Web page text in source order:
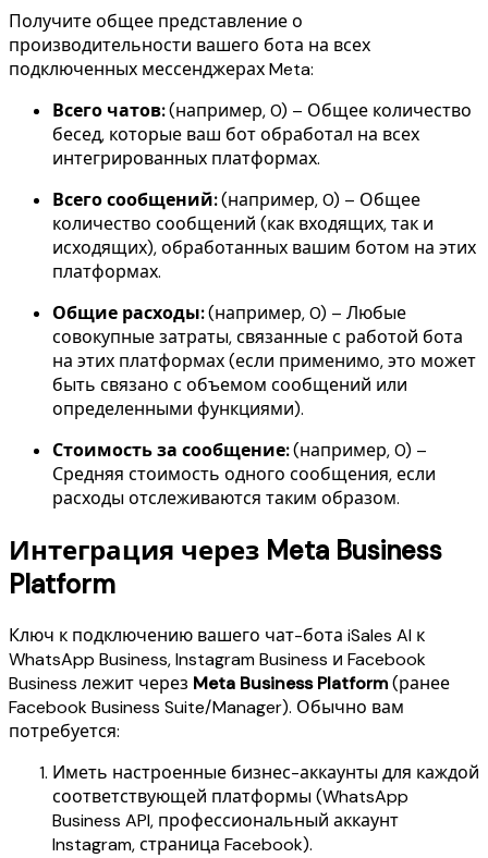
Получите общее представление о
производительности вашего бота на всех
подключенных мессенджерах Meta:
Всего чатов:(например, 0) – Общее количество
бесед, которые ваш бот обработал на всех
интегрированных платформах.
Всего сообщений:(например, 0) – Общее
количество сообщений (как входящих, так и
исходящих), обработанных вашим ботом на этих
платформах.
Общие расходы:(например, 0) – Любые
совокупные затраты, связанные с работой бота
на этих платформах (если применимо, это может
быть связано с объемом сообщений или
определенными функциями).
Стоимость за сообщение:(например, 0) –
Средняя стоимость одного сообщения, если
расходы отслеживаются таким образом.
Интеграция через Meta Business
Platform
Ключ к подключению вашего чат-бота iSales AI к
WhatsApp Business, Instagram Business и Facebook
Business лежит через Meta Business Platform(ранее
Facebook Business Suite/Manager). Обычно вам
потребуется:
Иметь настроенные бизнес-аккаунты для каждой
соответствующей платформы (WhatsApp
Business API, профессиональный аккаунт
Instagram, страница Facebook).